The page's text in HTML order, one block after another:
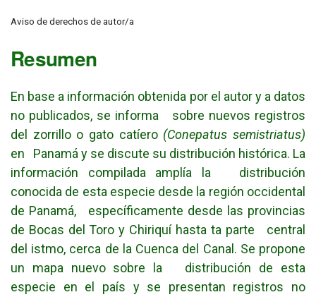
Aviso de derechos de autor/a
Resumen
En base a información obtenida por el autor y a datos
no publicados, se informa sobre nuevos registros
del zorrillo o gato catíero (Conepatus semistriatus)
en Panamá y se discute su distribución histórica. La
información compilada amplía la distribución
conocida de esta especie desde la región occidental
de Panamá, específicamente desde las provincias
de Bocas del Toro y Chiriquí hasta ta parte central
del istmo, cerca de la Cuenca del Canal. Se propone
un mapa nuevo sobre la distribución de esta
especie en el país y se presentan registros no